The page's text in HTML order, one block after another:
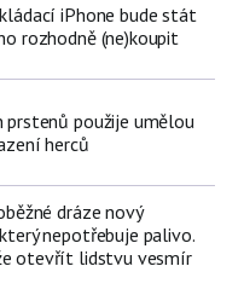
iPhone bude stát
rozhodně (ne)koupit
prstenů použije umělou
herců
dráze nový
nepotřebuje palivo.
otevřít lidstvu vesmír